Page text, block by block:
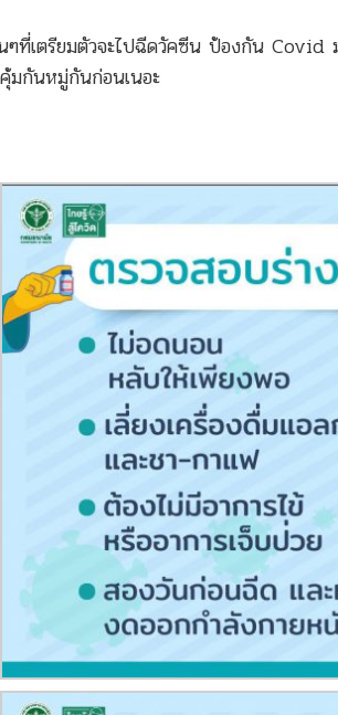
ๆที่เตรียมตัวจะไปฉีดวัคซีน ป้องกัน Covid
มกันหมู่กันก่อนเนอะ